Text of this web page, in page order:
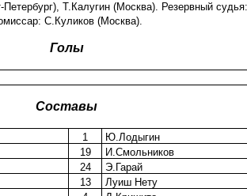
Т.Калугин (Москва). Резервный
С.Куликов (Москва).
Голы
Составы
1
Ю.Лодыгин
19
И.Смольников
24
Э.Гарай
13
Луиш Нету